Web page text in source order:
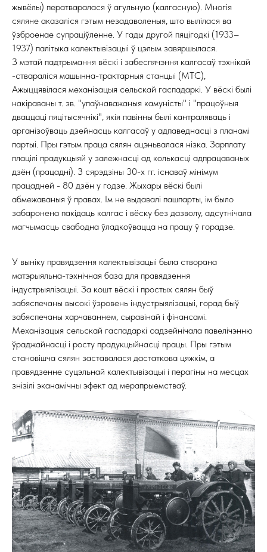
жывёлы) ператваралася ў агульную (калгасную). Многія
сяляне аказаліся гэтым незадаволеныя, што вылілася ва
ўзброенае супраціўленне. У гады другой пяцігодкі (1933–
1937) палітыка калектывізацыі ў цэлым завяршылася.
З мэтай падтрымання вёскі і забеспячэння калгасаў тэхнікай
-ствараліся машынна-трактарныя станцыі (МТС),
Ажыццявілася механізацыя сельскай гаспадаркі. У вёскі былі
накіраваны т. зв. "упаўнаважаныя камуністы" і "працоўныя
дваццаці пяцітысячнікі", якія павінны былі кантраляваць і
арганізоўваць дзейнасць калгасаў у адпаведнасці з планамі
партыі. Пры гэтым праца сялян ацэньвалася нізка. Зарплату
плацілі прадукцыяй у залежнасці ад колькасці адпрацаваных
дзён (працадні). З сярэдзіны 30-х гг. існаваў мінімум
працадней - 80 дзён у годзе. Жыхары вёскі былі
абмежаваныя ў правах. Ім не выдавалі пашпарты, ім было
забаронена пакідаць калгас і вёску без дазволу, адсутнічала
магчымасць свабодна ўладкоўвацца на працу ў горадзе.
У выніку правядзення калектывізацыі была створана
матэрыяльна-тэхнічная база для правядзення
індустрыялізацыі. За кошт вёскі і простых сялян быў
забяспечаны высокі ўзровень індустрыялізацыі, горад быў
забяспечаны харчаваннем, сыравінай і фінансамі.
Механізацыя сельскай гаспадаркі садзейнічала павелічэнню
ўраджайнасці і росту прадукцыйнасці працы. Пры гэтым
становішча сялян заставалася дастаткова цяжкім, а
правядзенне суцэльнай калектывізацыі і перагіны на месцах
знізілі эканамічны эфект ад мерапрыемстваў.